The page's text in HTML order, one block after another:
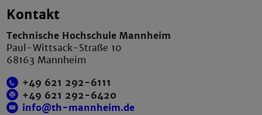
Kontakt
Technische Hochschule Mannheim
Paul-Wittsack-Straße 10
68163 Mannheim
+49 621 292-6111
+49 621 292-6420
info@th-mannheim.de